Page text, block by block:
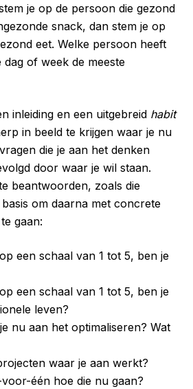
je op de persoon die gezond
snack, dan stem je op
eet. Welke persoon heeft
of week de meeste
inleiding en een uitgebreid habit
in beeld te krijgen waar je nu
die je aan het denken
door waar je wil staan.
beantwoorden, zoals die
om daarna met concrete
gaan:
een schaal van 1 tot 5, ben je
een schaal van 1 tot 5, ben je
leven?
nu aan het optimaliseren? Wat
waar je aan werkt?
één hoe die nu gaan?